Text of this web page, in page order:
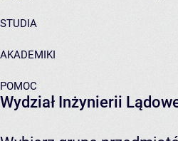
STUDIA
AKADEMIKI
POMOC
Wydział Inżynierii